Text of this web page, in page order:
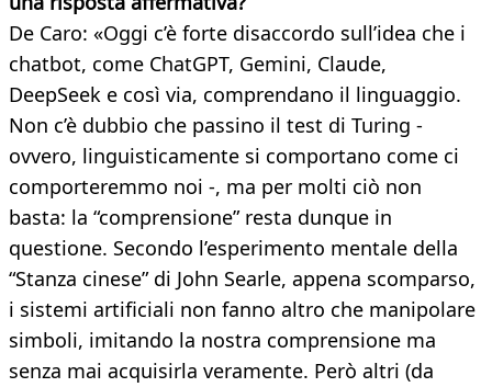
De Caro: «Oggi c’è forte disaccordo sull’idea che i
chatbot, come ChatGPT, Gemini, Claude,
DeepSeek e così via, comprendano il linguaggio.
Non c’è dubbio che passino il test di Turing -
ovvero, linguisticamente si comportano come ci
comporteremmo noi -, ma per molti ciò non
basta: la “comprensione” resta dunque in
questione. Secondo l’esperimento mentale della
“Stanza cinese” di John Searle, appena scomparso,
i sistemi artificiali non fanno altro che manipolare
simboli, imitando la nostra comprensione ma
senza mai acquisirla veramente. Però altri (da